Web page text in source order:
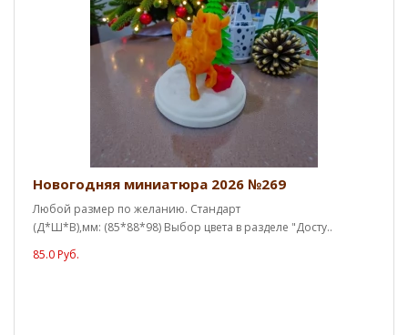
Новогодняя миниатюра 2026 №269
Любой размер по желанию. Стандарт
(Д*Ш*В),мм: (85*88*98) Выбор цвета в разделе "Досту..
85.0 Руб.